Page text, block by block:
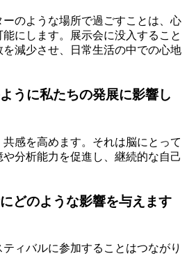
のような場所で過ごすことは、心
にします。展示会に没入すること
減少させ、日常生活の中での心地
うに私たちの発展に影響し
感を高めます。それは脳にとって
分析能力を促進し、継続的な自己
どのような影響を与えます
ィバルに参加することはつながり